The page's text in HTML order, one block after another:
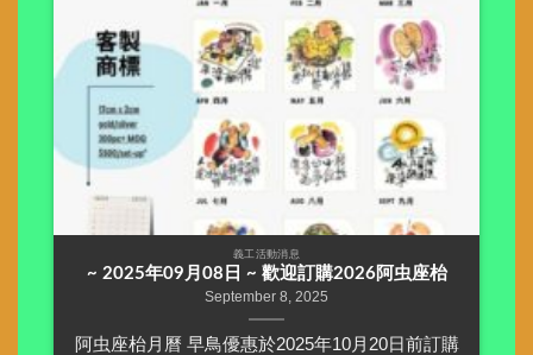
義工活動消息
~ 2025年09月08日 ~ 歡迎訂購2026阿虫座枱
September 8, 2025
阿虫座枱月曆 早鳥優惠於2025年10月20日前訂購